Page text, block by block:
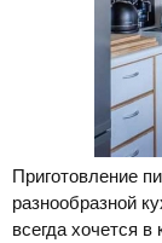
Приготовление
разнообразной
всегда хочется